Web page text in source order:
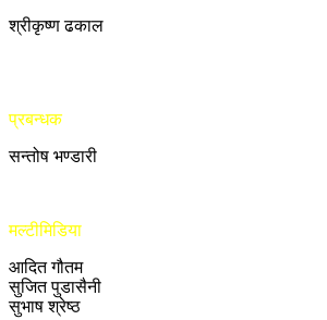
श्रीकृष्ण ढकाल
प्रबन्धक
सन्तोष भण्डारी
मल्टीमिडिया
आदित गौतम
सुजित पुडासैनी
सुभाष श्रेष्ठ